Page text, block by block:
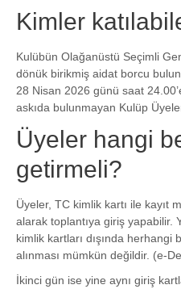
Kimler
Kulübün Olağanüstü Seçimli
dönük birikmiş aidat borcu
28 Nisan 2026 günü saat
askıda bulunmayan Kulüp
Üyeler hangi
getirmeli?
Üyeler, TC kimlik kartı ile kayıt
alarak toplantıya giriş yapabilir.
kimlik kartları dışında herhangi
alınması mümkün değildir. (e-
İkinci gün ise yine aynı giriş